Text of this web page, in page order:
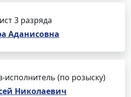
3 разряда
Аданисовна
исполнитель (по розыску)
Николаевич